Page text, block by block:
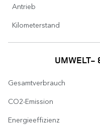
Antrieb
Kilometerstand
UMWELT-
Gesamtverbrauch
CO2-Emission
Energieeffizienz